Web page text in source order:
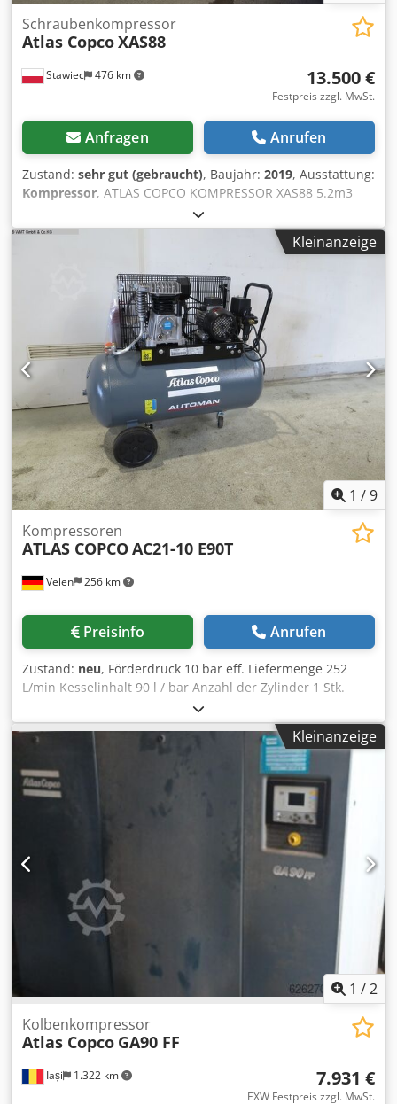
Stawiec 476 km
Schraubenkompressor
Atlas CopcoXAS88
13.500 €
Festpreis zzgl. MwSt.
Anfragen Anrufen
Zustand: sehr gut (gebraucht), Baujahr: 2019, Ausstattung:
Kompressor, ATLAS COPCO KOMPRESSOR XAS88 5.2m3
2019 DIESEL-Kompressor ATLAS COPCO XAS 88 vollständig
gewartet Technische Daten: Leistung 5,20 m3/min;
Betriebsdruck 7 Bar; Cedpfxerdf Swe Actjha
1519h!!! Verdichter voll funktionsfähig Nettopreis: 58800 zł
Bruttopreis: 72324 zł Unten ist ein Link zu einem Video, das
die Arbeit der Maschine zeigt
Kleinanzeige
1 /9
Velen 256 km
Kompressoren
ATLAS COPCOAC21-10 E90T
Preisinfo Anrufen
Zustand: neu, Förderdruck 10 bar eff. Liefermenge 252
L/min Kesselinhalt 90 l / bar Anzahl der Zylinder 1 Stk.
Motor 400Volt / 1,5KW V / KW Drehzahl 777 U/min
Maschinengewicht ca. 70 kg. Abmessung L-B-H 0,97 x 0,5 x
0,9 mm Cjdevkiztopfx Acteha
Kleinanzeige
1 /2
Iași 1.322 km
Kolbenkompressor
Atlas Copco GA90 FF
7.931 €
EXW Festpreis zzgl. MwSt.